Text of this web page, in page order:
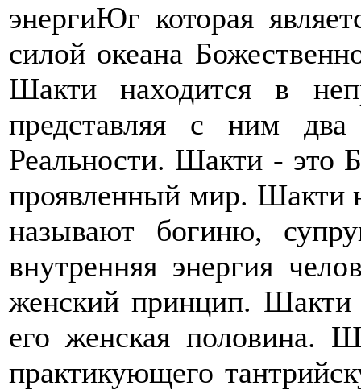
энергиЮг которая
силой океана
Шакти находится в
представляя с ним два
Реальности. Шакти - это
проявленный мир. Шакти
называют богиню,
внутренняя энергия
женский принцип. Шакти
его женская половина.
практикующего